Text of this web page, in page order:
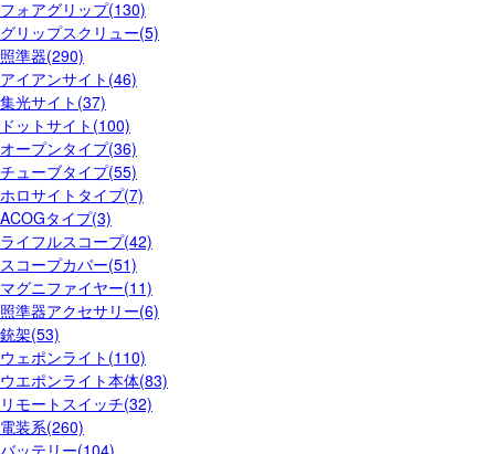
フォアグリップ(130)
グリップスクリュー(5)
照準器(290)
アイアンサイト(46)
集光サイト(37)
ドットサイト(100)
オープンタイプ(36)
チューブタイプ(55)
ホロサイトタイプ(7)
ACOGタイプ(3)
ライフルスコープ(42)
スコープカバー(51)
マグニファイヤー(11)
照準器アクセサリー(6)
銃架(53)
ウェポンライト(110)
ウエポンライト本体(83)
リモートスイッチ(32)
電装系(260)